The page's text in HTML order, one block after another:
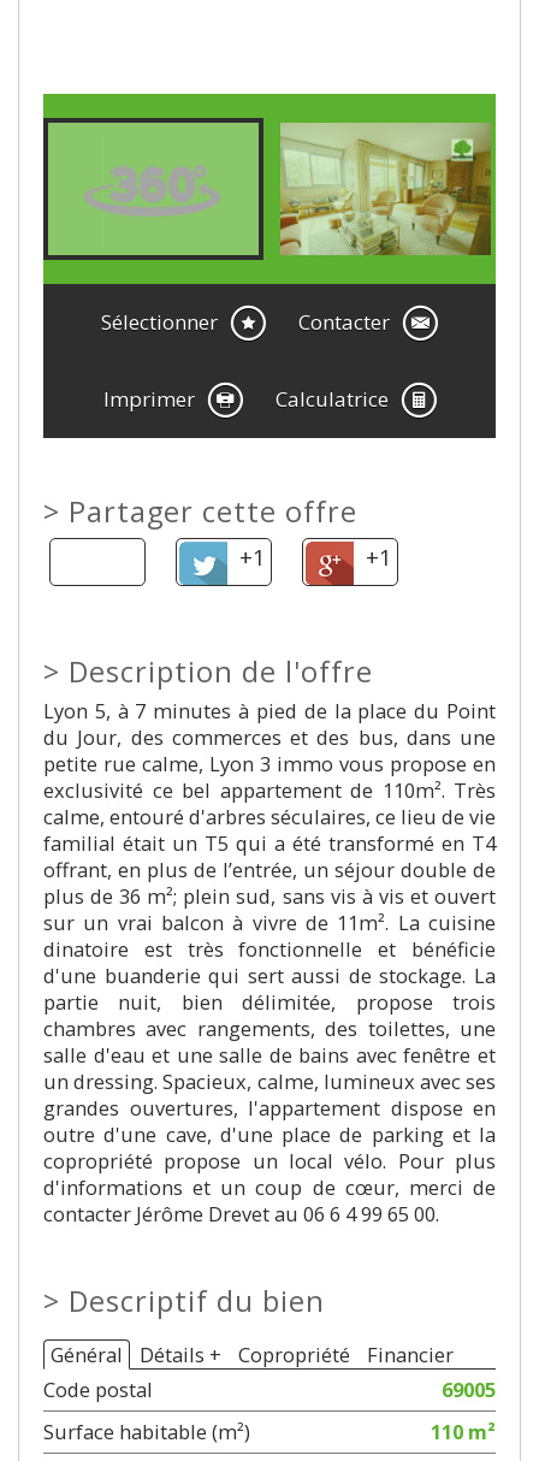
Sélectionner Contacter
Imprimer Calculatrice
> Partager cette offre
+1 +1
> Description de l'offre
Lyon 5, à 7 minutes à pied de la place du Point
du Jour, des commerces et des bus, dans une
petite rue calme, Lyon 3 immo vous propose en
exclusivité ce bel appartement de 110m². Très
calme, entouré d'arbres séculaires, ce lieu de vie
familial était un T5 qui a été transformé en T4
offrant, en plus de l’entrée, un séjour double de
plus de 36 m²; plein sud, sans vis à vis et ouvert
sur un vrai balcon à vivre de 11m². La cuisine
dinatoire est très fonctionnelle et bénéficie
d'une buanderie qui sert aussi de stockage. La
partie nuit, bien délimitée, propose trois
chambres avec rangements, des toilettes, une
salle d'eau et une salle de bains avec fenêtre et
un dressing. Spacieux, calme, lumineux avec ses
grandes ouvertures, l'appartement dispose en
outre d'une cave, d'une place de parking et la
copropriété propose un local vélo. Pour plus
d'informations et un coup de cœur, merci de
contacter Jérôme Drevet au 06 6 4 99 65 00.
> Descriptif du bien
Général Détails + Copropriété
Financier
Code postal
69005
Surface habitable (m²)
110 m²